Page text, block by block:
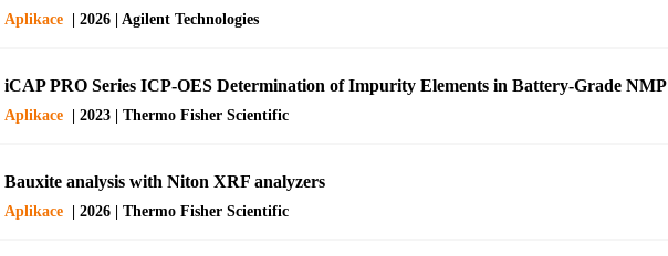
Aplikace | 2026 | Agilent Technologies
iCAP PRO Series ICP-OES Determination of Impurity Elements in Battery-Grade NMP
Aplikace | 2023 | Thermo Fisher Scientific
Bauxite analysis with Niton XRF analyzers
Aplikace | 2026 | Thermo Fisher Scientific